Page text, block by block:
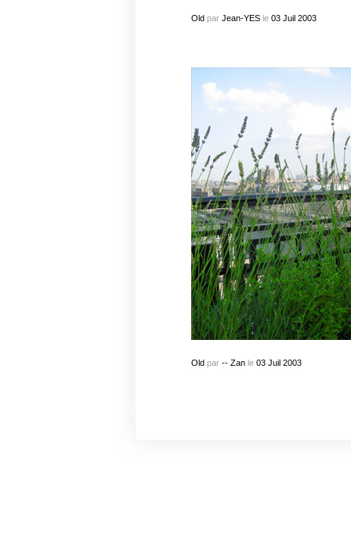
Oldpar Jean-YESle 03 Juil 2003
Oldpar -- Zanle 03 Juil 2003